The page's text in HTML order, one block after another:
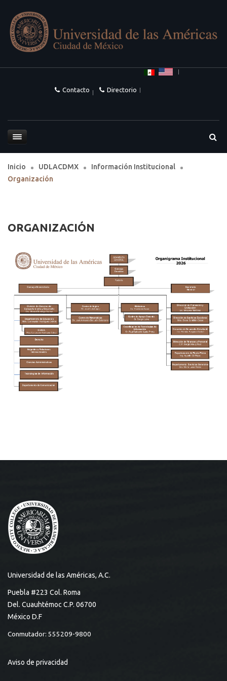
Directorio
Contacto
Inicio UDLACDMX
Información Institucional
Organización
ORGANIZACIÓN
Universidad de las Américas, A.C.
Puebla #223 Col. Roma
Del. Cuauhtémoc C.P. 06700
México D.F
Conmutador: 555209-9800
Aviso de privacidad